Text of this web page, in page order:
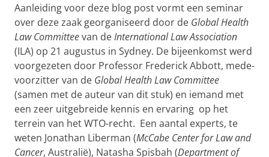
Aanleiding voor deze blog post vormt een seminar
over deze zaak georganiseerd door de Global Health
Law Committeevan deInternational Law Association
(ILA) op 21 augustus in Sydney. De bijeenkomst werd
voorgezeten door Professor Frederick Abbott, mede-
voorzitter van de Global Health Law Committee
(samen met de auteur van dit stuk) en iemand met
een zeer uitgebreide kennis en ervaring op het
terrein van het WTO-recht. Een aantal experts, te
weten Jonathan Liberman (McCabe Center for Law and
Cancer, Australië), Natasha Spisbah (Department of